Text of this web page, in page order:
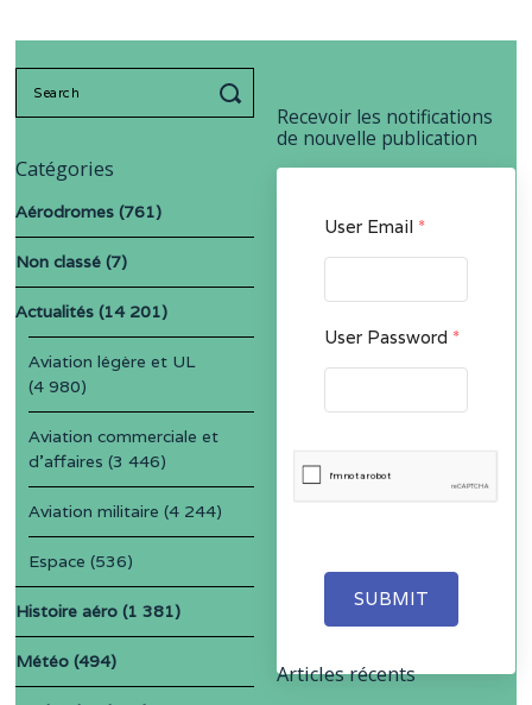
Recevoir les notifications
de nouvelle publication
User Email *
User Password *
SUBMIT
Catégories
Aérodromes (761)
Non classé (7)
Actualités (14 201)
Aviation légère et UL
(4 980)
Aviation commerciale et
d'affaires (3 446)
Aviation militaire (4 244)
Espace (536)
Histoire aéro (1 381)
Météo (494) Articles récents